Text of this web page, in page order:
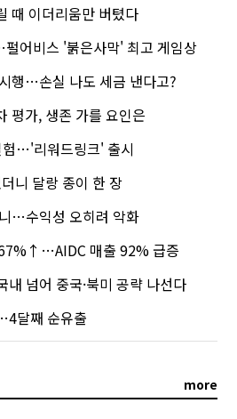
때 이더리움만 버텼다
어비스 '붉은사막' 최고 게임상
행…손실 나도 세금 낸다고?
평가, 생존 가를 요인은
…'리워드링크' 출시
니 달랑 종이 한 장
…수익성 오히려 악화
매출 92% 급증
내 넘어 중국·북미 공략 나선다
달째 순유출
more